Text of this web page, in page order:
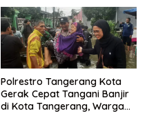
Polrestro Tangerang Kota
Gerak Cepat Tangani Banjir
di Kota Tangerang, Warga